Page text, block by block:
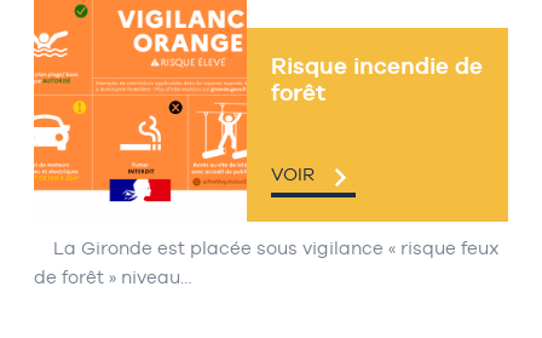
Risque incendie de
forêt
VOIR
La Gironde est placée sous vigilance « risque feux
de forêt » niveau…